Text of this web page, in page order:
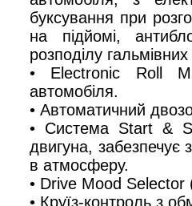
буксування при
на підйомі,
розподілу
• Electronic Roll
автомобіля.
• Автоматичний
• Система Start &
двигуна, забезпечує
в атмосферу.
• Drive Mood Selector
• Круїз-контроль з